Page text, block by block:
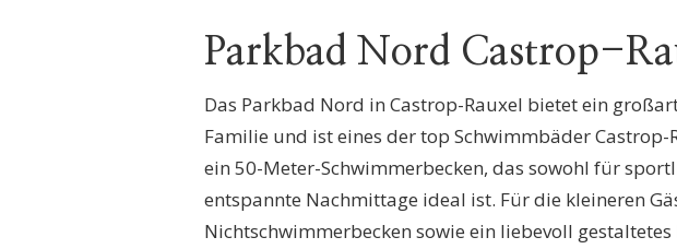
Parkbad Nord Castrop-
Das Parkbad Nord in Castrop-Rauxel bietet ein
Familie und ist eines der top Schwimmbäder
ein 50-Meter-Schwimmerbecken, das sowohl für
entspannte Nachmittage ideal ist. Für die kleineren
Nichtschwimmerbecken sowie ein liebevoll